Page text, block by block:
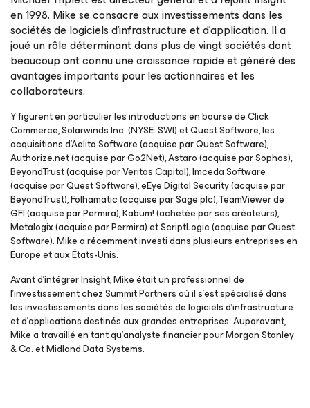
en 1998. Mike se consacre aux investissements dans les
sociétés de logiciels d’infrastructure et d’application. Il a
joué un rôle déterminant dans plus de vingt sociétés dont
beaucoup ont connu une croissance rapide et généré des
avantages importants pour les actionnaires et les
collaborateurs.
Y figurent en particulier les introductions en bourse de Click
Commerce, Solarwinds Inc. (NYSE: SWI) et Quest Software, les
acquisitions d’Aelita Software (acquise par Quest Software),
Authorize.net (acquise par Go2Net), Astaro (acquise par Sophos),
BeyondTrust (acquise par Veritas Capital), Imceda Software
(acquise par Quest Software), eEye Digital Security (acquise par
BeyondTrust), Folhamatic (acquise par Sage plc), TeamViewer de
GFI (acquise par Permira), Kabum! (achetée par ses créateurs),
Metalogix (acquise par Permira) et ScriptLogic (acquise par Quest
Software). Mike a récemment investi dans plusieurs entreprises en
Europe et aux États-Unis.
Avant d’intégrer Insight, Mike était un professionnel de
l’investissement chez Summit Partners où il s’est spécialisé dans
les investissements dans les sociétés de logiciels d’infrastructure
et d’applications destinés aux grandes entreprises. Auparavant,
Mike a travaillé en tant qu’analyste financier pour Morgan Stanley
& Co. et Midland Data Systems.